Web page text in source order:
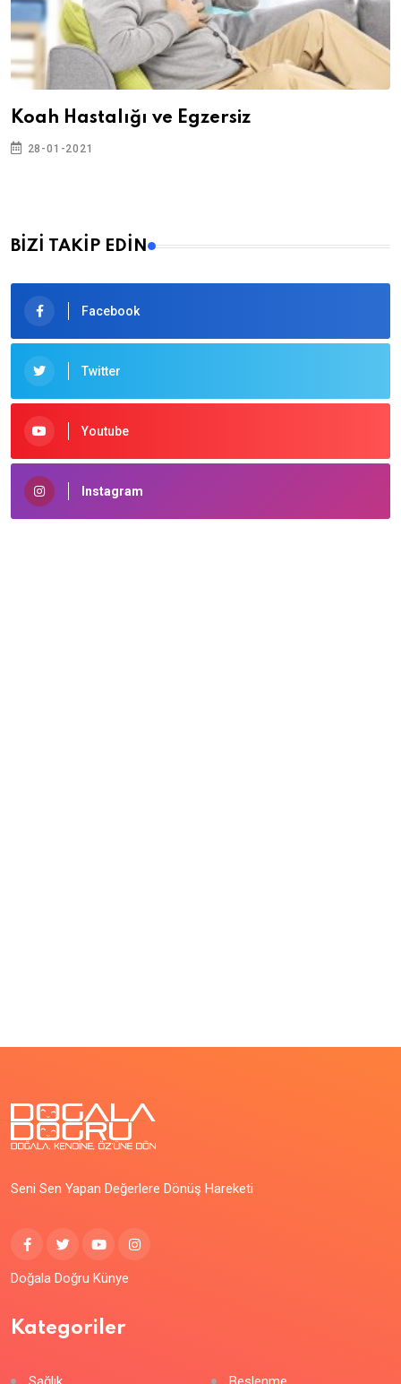
Koah Hastalığı ve Egzersiz
28-01-2021
BİZİ TAKİP EDİN
Facebook
Twitter
Youtube
Instagram
Seni Sen Yapan Değerlere Dönüş Hareketi
Doğala Doğru Künye
Kategoriler